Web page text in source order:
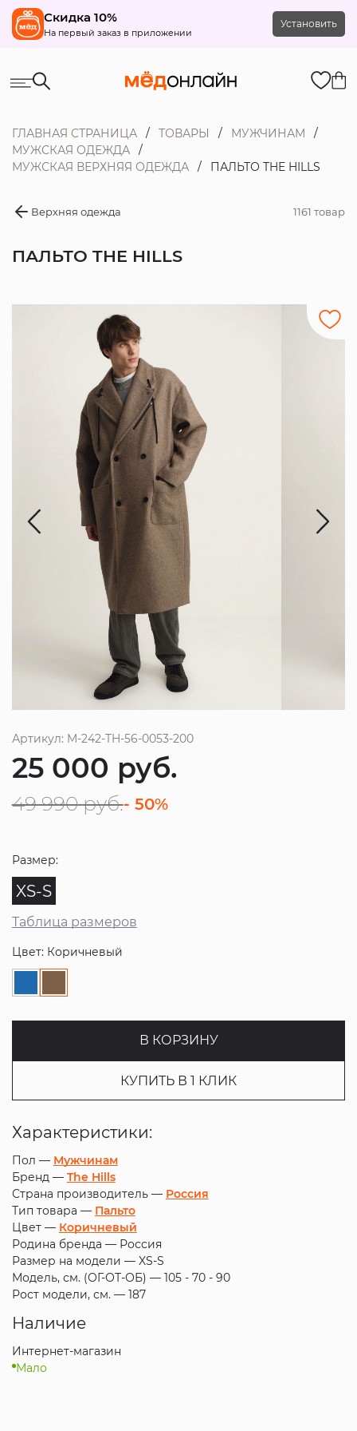
Скидка 10%
На первый заказ в приложении
Установить
ГЛАВНАЯ СТРАНИЦА ТОВАРЫ
МУЖЧИНАМ
МУЖСКАЯ ОДЕЖДА
МУЖСКАЯ ВЕРХНЯЯ ОДЕЖДА
ПАЛЬТО THE HILLS
Верхняя одежда 1161 товар
ПАЛЬТО THE HILLS
Артикул: M-242-TH-56-0053-200
25 000 руб.
49 990 руб.- 50%
Размер:
XS-S
Таблица размеров
Цвет: Коричневый
В КОРЗИНУ
КУПИТЬ В 1 КЛИК
Характеристики:
Пол — Мужчинам
Бренд — The Hills
Страна производитель — Россия
Тип товара — Пальто
Цвет — Коричневый
Родина бренда — Россия
Размер на модели — XS-S
Модель, см. (ОГ-ОТ-ОБ) — 105 - 70 - 90
Рост модели, см. — 187
Наличие
Интернет-магазин
Мало